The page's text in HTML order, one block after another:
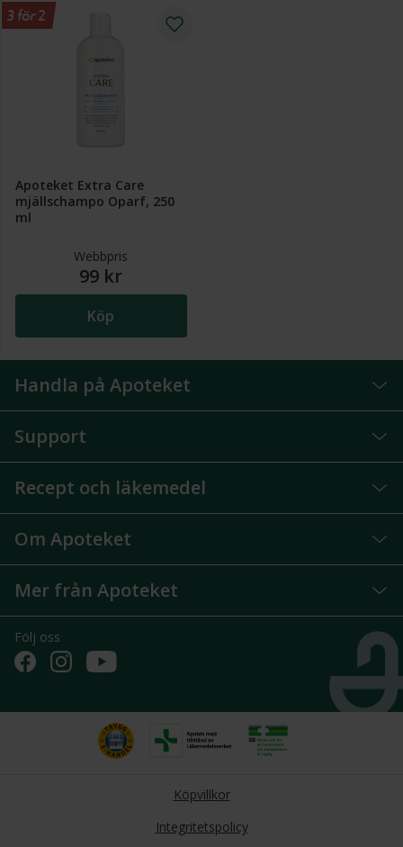
Apoteket Extra Care
mjällschampo Oparf, 250
ml
Webbpris
99 kr
Köp
3 för 2
Handla på Apoteket
Support
Recept och läkemedel
Om Apoteket
Mer från Apoteket
Följ oss
Köpvillkor
Integritetspolicy